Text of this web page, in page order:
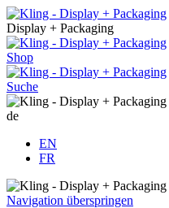
Display + Packaging
Shop
Suche
de
EN
FR
Navigation überspringen